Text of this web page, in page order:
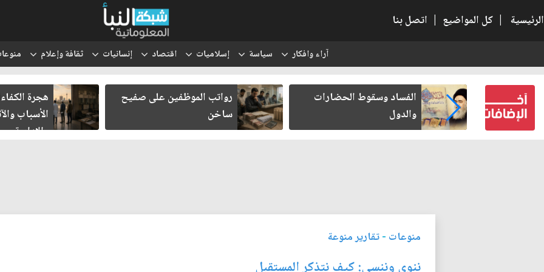
الرئيسية | كل المواضيع | اتصل بنا
آراء وافكار سياسة إسلاميات اقتصاد إنسانيات ثقافة وإعلام
وسقوط الحضارات
رواتب الموظفين على صفيح
هجرة الكفاءات العراقية..
الأسباب والآثار الاقتصادية
والإدارية
منوعات -تقارير منوعة